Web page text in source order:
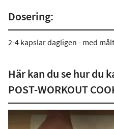
Dosering:
2-4 kapslar dagligen - med
Här kan du se hur du
POST-WORKOUT